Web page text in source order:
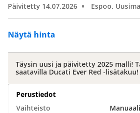
Näytä hinta
Päivitetty 14.07.2026
Espoo,
Täysin uusi ja päivitetty 2025 malli!
saatavilla Ducati Ever Red -lisätakuu!
Perustiedot
Vaihteisto
Manuaali